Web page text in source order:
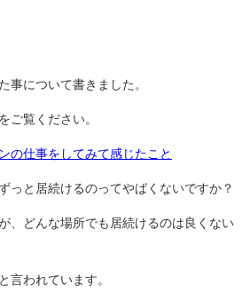
事について書きました。
ご覧ください。
の仕事をしてみて感じたこと
っと居続けるのってやばくないですか？
、どんな場所でも居続けるのは良くない
言われています。